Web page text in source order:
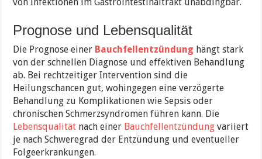
Prognose und Lebensqualität
Die Prognose einer Bauchfellentzündung hängt stark
von der schnellen Diagnose und effektiven Behandlung
ab. Bei rechtzeitiger Intervention sind die
Heilungschancen gut, wohingegen eine verzögerte
Behandlung zu Komplikationen wie Sepsis oder
chronischen Schmerzsyndromen führen kann. Die
Lebensqualität nach einer Bauchfellentzündung variiert
je nach Schweregrad der Entzündung und eventueller
Folgeerkrankungen.